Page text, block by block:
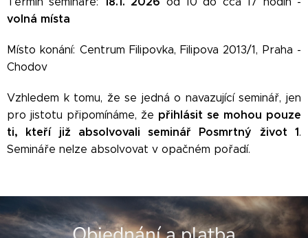
volná místa
Místo konání: Centrum Filipovka, Filipova 2013/1, Praha -
Chodov
Vzhledem k tomu, že se jedná o navazující seminář, jen
pro jistotu připomínáme, že přihlásit se mohou pouze
ti, kteří již absolvovali seminář Posmrtný život 1.
Semináře nelze absolvovat v opačném pořadí.